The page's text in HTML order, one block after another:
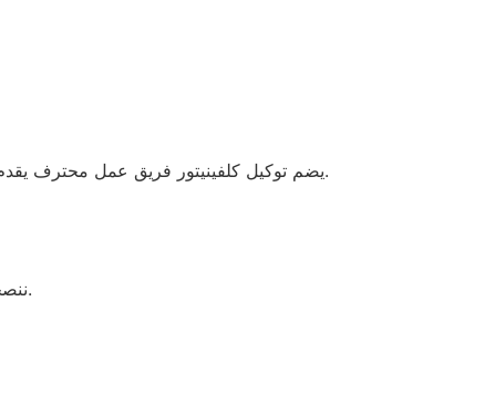
يضم توكيل كلفينيتور فريق عمل محترف يقدم شرحًا كاملاً عن الأجهزة، كما يوفر دعمًا فنيًا على مدار 24 ساعة لصيانة جميع الأجهزة بمهنية عالية وخدمة منزلية فورية.
ننصحك بالتأكد من الأرقام الرسمية لتجنب الشركات الوهمية المنتشرة على الإنترنت.